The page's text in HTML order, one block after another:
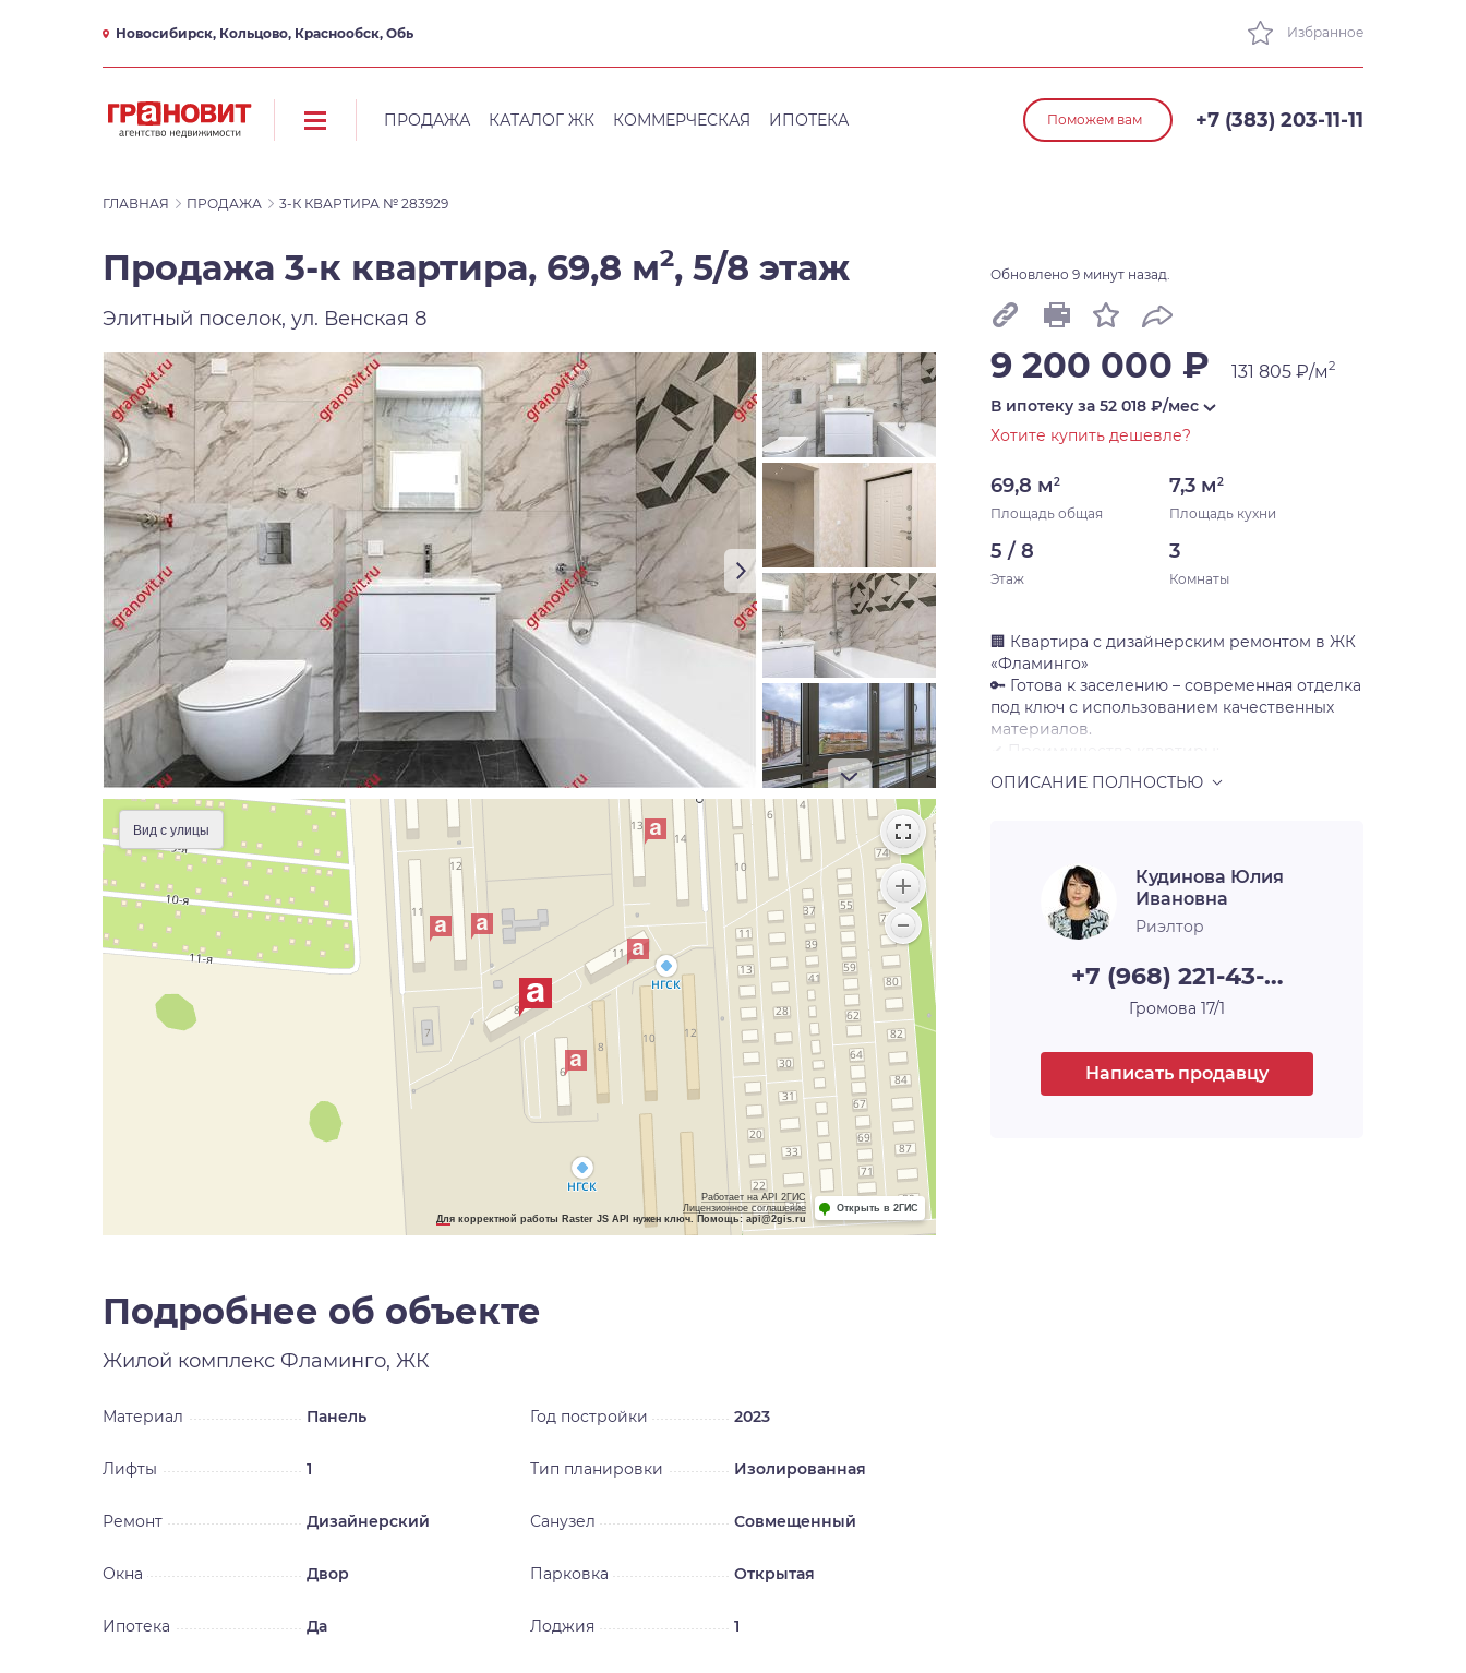
Новосибирск, Кольцово, Краснообск, Обь Избранное
ПРОДАЖА КАТАЛОГ ЖК КОММЕРЧЕСКАЯ ИПОТЕКА Поможем вам +7 (383) 203-11-11
ГЛАВНАЯ ПРОДАЖА 3-К КВАРТИРА № 283929
Продажа 3-к квартира, 69,8 м2, 5/8 этаж
Элитный поселок, ул. Венская 8
Вид с улицы
Работает на API 2ГИС
Лицензионное соглашение
Для корректной работы Raster JS API нужен ключ. Помощь: api@2gis.ru
Открыть в 2ГИС
Подробнее об объекте
Жилой комплекс Фламинго, ЖК
Материал Панель Год постройки 2023
Лифты 1 Тип планировки Изолированная
Ремонт Дизайнерский Санузел Совмещенный
Окна Двор Парковка Открытая
Ипотека Да Лоджия 1
Обновлено 9 минут назад.
9 200 000 ₽ 131 805 ₽/м2
В ипотеку за 52 018 ₽/мес
Хотите купить дешевле?
69,8 м2
Площадь общая
7,3 м2
Площадь кухни
5 / 8
Этаж
3
Комнаты
🏢 Квартира с дизайнерским ремонтом в ЖК
«Фламинго»
🔑 Готова к заселению – современная отделка
под ключ с использованием качественных
материалов.
Просторная кухня-гостиная – идеально для
семейных обедов и приёма гостей.
выключатели установлены
🌿 О микрорайоне:
Новая школа во дворе – детям учиться в
Зелёная территория – парковые аллеи и
безопасные дворы
Развитая инфраструктура – детсады,
доступности.
Удобная транспортная развязка – 5 мин до
остановки, 35 мин до центра
Кудинова Юлия
Ивановна
Риэлтор
+7 (968) 221-43-…
Громова 17/1
Написать продавцу